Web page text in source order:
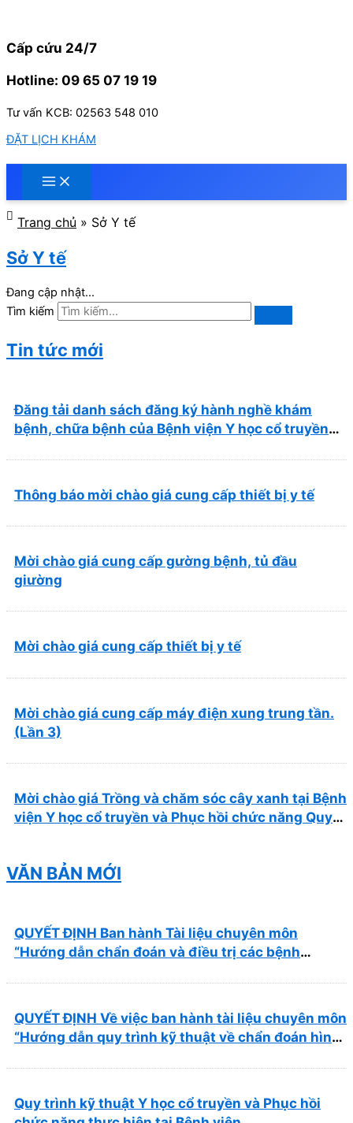
nội
Cấp cứu 24/7
Hotline: 09 65 07 19 19
Tư vấn KCB: 02563 548 010
ĐẶT LỊCH KHÁM
Trang chủ » Sở Y tế
Sở Y tế
Đang cập nhật...
Tìm kiếm
Tin tức mới
Đăng tải danh sách đăng ký hành nghề khám
bệnh, chữa bệnh của Bệnh viện Y học cổ truyền
Thông báo mời chào giá cung cấp thiết bị y tế
Mời chào giá cung cấp gường bệnh, tủ đầu
giường
Mời chào giá cung cấp thiết bị y tế
Mời chào giá cung cấp máy điện xung trung tần.
(Lần 3)
Mời chào giá Trồng và chăm sóc cây xanh tại Bệnh
viện Y học cổ truyền và Phục hồi chức năng Quy
VĂN BẢN MỚI
QUYẾT ĐỊNH Ban hành Tài liệu chuyên môn
“Hướng dẫn chẩn đoán và điều trị các bệnh
QUYẾT ĐỊNH Về việc ban hành tài liệu chuyên môn
“Hướng dẫn quy trình kỹ thuật về chẩn đoán hình
Quy trình kỹ thuật Y học cổ truyền và Phục hồi